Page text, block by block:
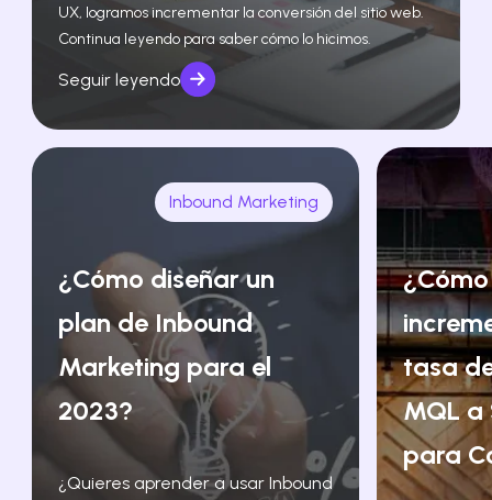
UX, logramos incrementar la conversión del sitio web.
Continua leyendo para saber cómo lo hicimos.
Seguir leyendo
Inbound Marketing
¿Cómo diseñar un
plan de Inbound
Marketing para el
2023?
¿Quieres aprender a usar Inbound
¿Cómo
tasa
MQL a
para